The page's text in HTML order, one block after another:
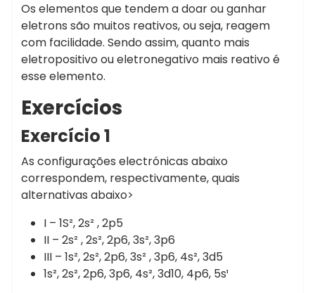
Os elementos que tendem a doar ou ganhar
eletrons são muitos reativos, ou seja, reagem
com facilidade. Sendo assim, quanto mais
eletropositivo ou eletronegativo mais reativo é
esse elemento.
Exercícios
Exercício 1
As configurações electrónicas abaixo
correspondem, respectivamente, quais
alternativas abaixo>
I – 1S², 2s² , 2p5
II – 2s² , 2s², 2p6, 3s², 3p6
III – 1s², 2s², 2p6, 3s² , 3p6, 4s², 3d5
1s², 2s², 2p6, 3p6, 4s², 3d10, 4p6, 5s¹